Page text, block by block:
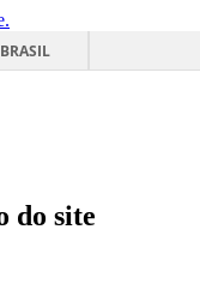
BRASIL
do site